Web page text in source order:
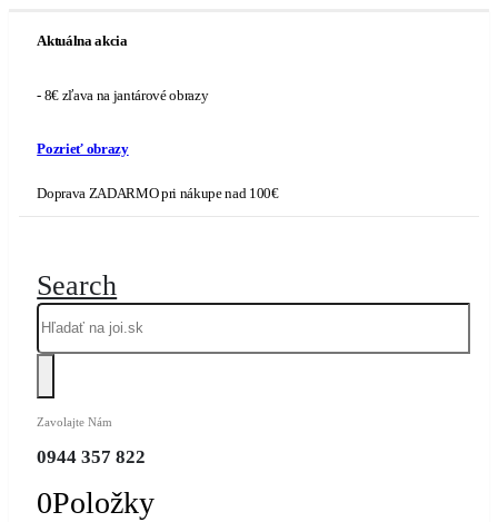
Aktuálna akcia
- 8€ zľava na jantárové obrazy
Pozrieť obrazy
Doprava ZADARMO pri nákupe nad 100€
Search
Zavolajte Nám
0944 357 822
0Položky